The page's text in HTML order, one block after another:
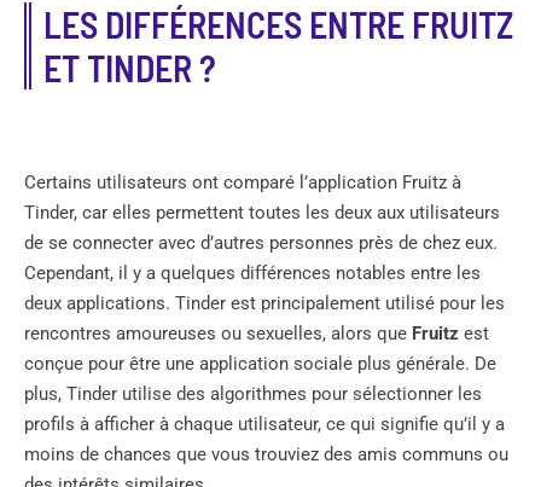
LES DIFFÉRENCES ENTRE FRUITZ
ET TINDER ?
Certains utilisateurs ont comparé l’application Fruitz à
Tinder, car elles permettent toutes les deux aux utilisateurs
de se connecter avec d’autres personnes près de chez eux.
Cependant, il y a quelques différences notables entre les
deux applications. Tinder est principalement utilisé pour les
rencontres amoureuses ou sexuelles, alors que Fruitz est
conçue pour être une application sociale plus générale. De
plus, Tinder utilise des algorithmes pour sélectionner les
profils à afficher à chaque utilisateur, ce qui signifie qu’il y a
moins de chances que vous trouviez des amis communs ou